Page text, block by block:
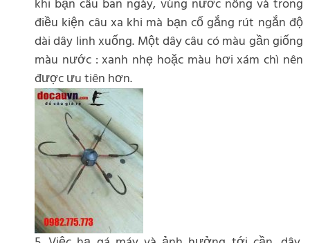
khi bạn câu ban ngày, vùng nước nông và trong
điều kiện câu xa khi mà bạn cố gắng rút ngắn độ
dài dây linh xuống. Một dây câu có màu gần giống
màu nước : xanh nhẹ hoặc màu hơi xám chì nên
được ưu tiên hơn.